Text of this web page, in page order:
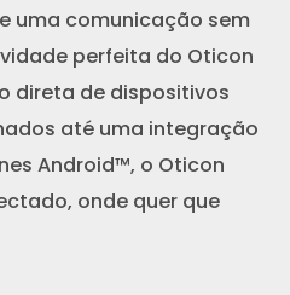
uma comunicação sem
perfeita do Oticon
direta de dispositivos
até uma integração
Android™, o Oticon
onde quer que